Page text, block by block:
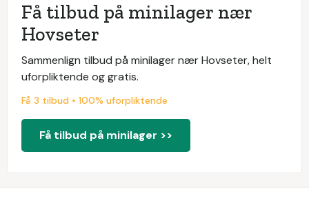
Få tilbud på minilager nær
Hovseter
Sammenlign tilbud på minilager nær Hovseter, helt
uforpliktende og gratis.
Få 3 tilbud • 100% uforpliktende
Få tilbud på minilager >>